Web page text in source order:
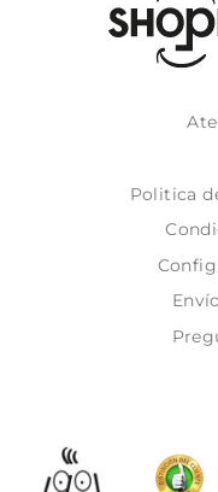
Politica